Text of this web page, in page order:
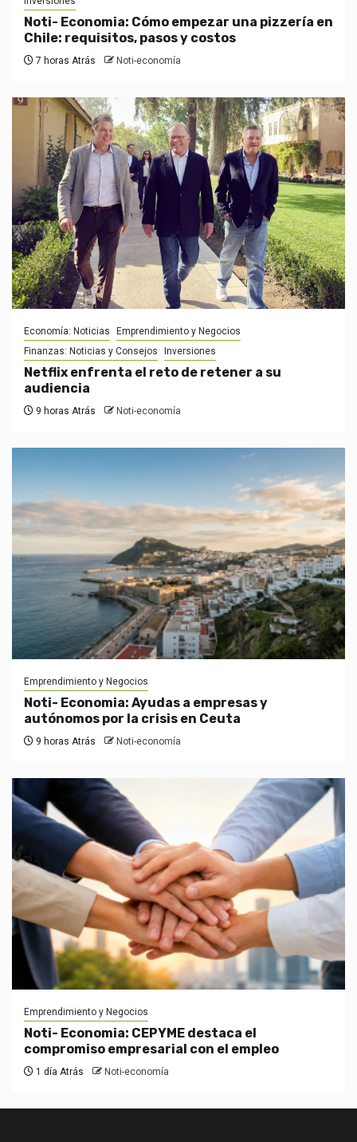
Noti- Economia: Cómo empezar una pizzería en
Chile: requisitos, pasos y costos
7 horas Atrás Noti-economía
Economía: Noticias
Emprendimiento y Negocios
Finanzas: Noticias y Consejos
Inversiones
Netflix enfrenta el reto de retener a su
audiencia
9 horas Atrás Noti-economía
Emprendimiento y Negocios
Noti- Economia: Ayudas a empresas y
autónomos por la crisis en Ceuta
9 horas Atrás Noti-economía
Emprendimiento y Negocios
Noti- Economia: CEPYME destaca el
compromiso empresarial con el empleo
1 día Atrás Noti-economía